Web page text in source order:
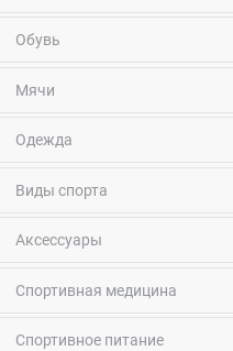
Обувь
Мячи
Одежда
Виды спорта
Аксессуары
Спортивная медицина
Спортивное питание